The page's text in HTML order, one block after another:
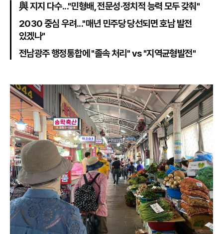
與 지지 다수..."민형배, 전문성·정치적 능력 모두 갖춰"
2030 중심 우려..."매년 민주당 당선되면 호남 발전
있겠나"
전남광주 행정통합에 "졸속 처리" vs "지역균형발전"